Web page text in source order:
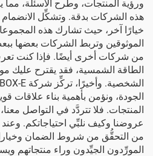
ورؤية المنتجات، وطرح الأسئلة،
هذه الشركات بدقة. وتشكِّل الانضمام
خيارًا آخر، حيث تشارك هذه
الموثوقين وتربط الشركات بعضها
من شركات أخرى أيضًا. فإذا كنت
الطاقة الشمسية، فقد يقترح عليك
الجودة، ونؤمن بأهمية بناء علاقات
المنتجات. فلا تتردَّد في التواصل
عروضنا وكيف نلبِّي احتياجاتكم.
من التحقُّق من شروط الضمان
المورِّدون الجيِّدون وراء